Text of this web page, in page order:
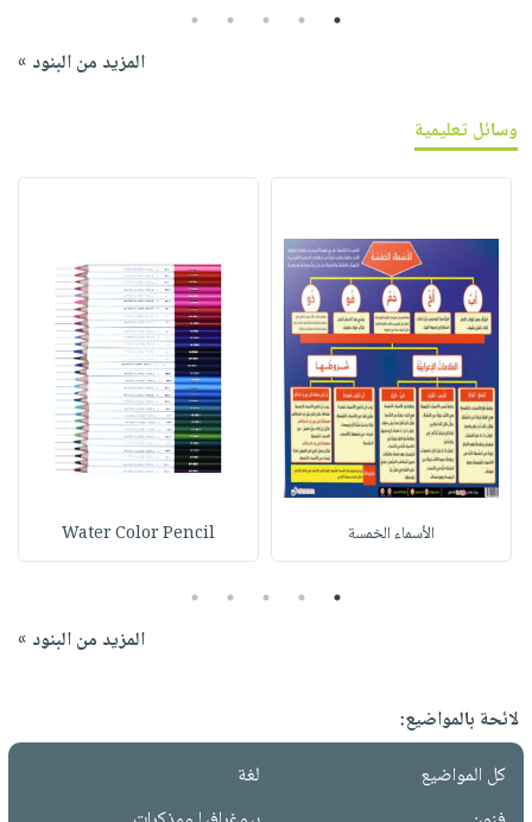
1
2
3
4
5
المزيد من البنود »
وسائل تعليمية
الأسماء الخمسة Water Color Pencil
1
2
3
4
5
المزيد من البنود »
لائحة بالمواضيع:
كل المواضيع
لغة